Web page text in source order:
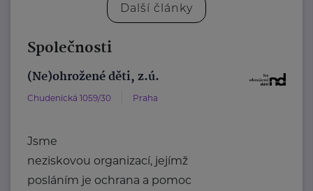
Další články
Společnosti
(Ne)ohrožené děti, z.ú.
Chudenická 1059/30 Praha
Jsme
neziskovou organizací, jejímž
posláním je ochrana a pomoc